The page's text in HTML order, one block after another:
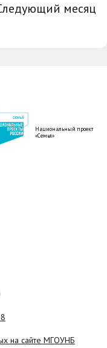
месяц
Национальный проект
«Семья»
на сайте МГОУНБ